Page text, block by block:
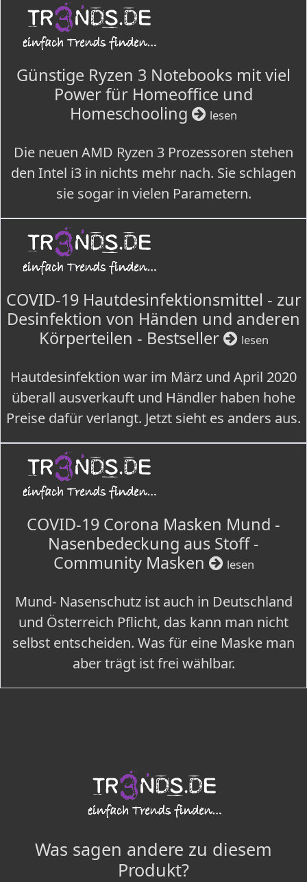
Günstige Ryzen 3 Notebooks mit viel
Power für Homeoffice und
Homeschooling
lesen
Die neuen AMD Ryzen 3 Prozessoren stehen
den Intel i3 in nichts mehr nach. Sie schlagen
sie sogar in vielen Parametern.
COVID-19 Hautdesinfektionsmittel - zur
Desinfektion von Händen und anderen
Körperteilen - Bestseller
lesen
Hautdesinfektion war im März und April 2020
überall ausverkauft und Händler haben hohe
Preise dafür verlangt. Jetzt sieht es anders aus.
COVID-19 Corona Masken Mund -
Nasenbedeckung aus Stoff -
Community Masken
lesen
Mund- Nasenschutz ist auch in Deutschland
und Österreich Pflicht, das kann man nicht
selbst entscheiden. Was für eine Maske man
aber trägt ist frei wählbar.
Was sagen andere zu diesem
Produkt?